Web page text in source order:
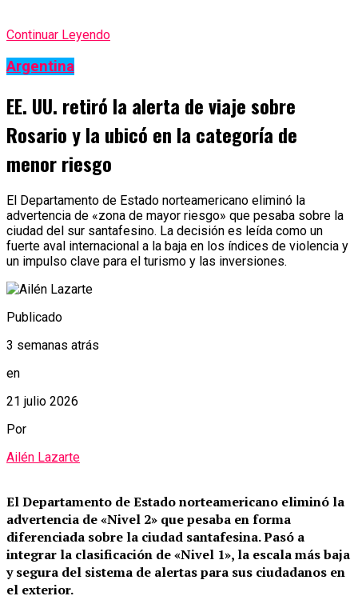
Continuar Leyendo
Argentina
EE. UU. retiró la alerta de viaje sobre
Rosario y la ubicó en la categoría de
menor riesgo
El Departamento de Estado norteamericano eliminó la
advertencia de «zona de mayor riesgo» que pesaba sobre la
ciudad del sur santafesino. La decisión es leída como un
fuerte aval internacional a la baja en los índices de violencia y
un impulso clave para el turismo y las inversiones.
Publicado
3 semanas atrás
en
21 julio 2026
Por
Ailén Lazarte
El Departamento de Estado norteamericano eliminó la
advertencia de «Nivel 2» que pesaba en forma
diferenciada sobre la ciudad santafesina.Pasó a
integrar la clasificación de «Nivel 1», la escala más baja
y segura del sistema de alertas para sus ciudadanos en
el exterior.